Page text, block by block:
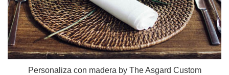
Personaliza con madera by The Asgard Custom